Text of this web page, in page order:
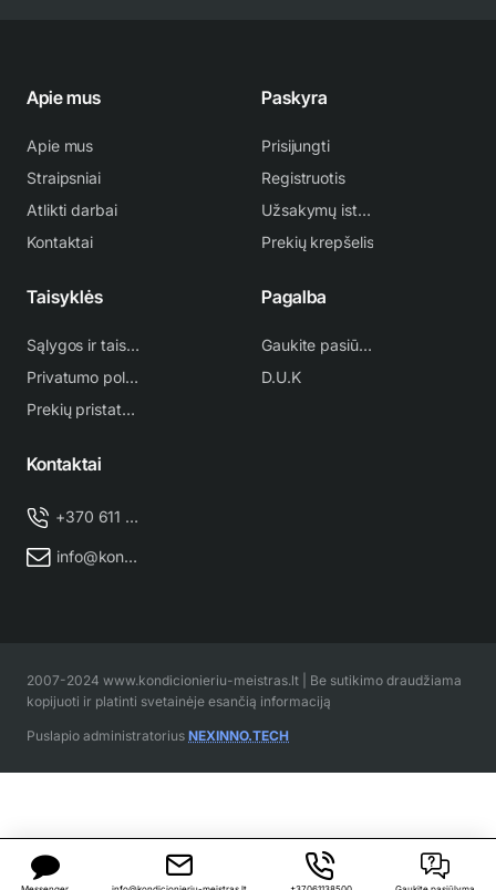
Apie mus
Apie mus
Straipsniai
Atlikti darbai
Kontaktai
Paskyra
Prisijungti
Registruotis
Užsakymų istorija
Prekių krepšelis
Taisyklės
Sąlygos ir taisyklės
Privatumo politika
Prekių pristatymas
Pagalba
Gaukite pasiūlymą
D.U.K
Kontaktai
+370 611 38 500
info@kondicionieriu-meistras.lt
2007-2024 www.kondicionieriu-meistras.lt | Be sutikimo draudžiama
kopijuoti ir platinti svetainėje esančią informaciją
Puslapio administratorius NEXINNO.TECH